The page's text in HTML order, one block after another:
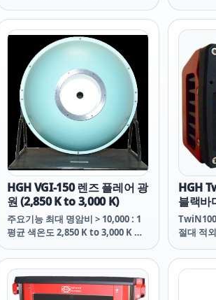
또는 옵션의 디스플레이 적용으로
LCD액정에서 바로 확인 가능합니
다. 온습도 측정 외에도 노점(露點)
온도, 절대습도 및 혼합비율과 같은
다양한 습도 관련 매개 변수를 계산
합니다.
없습니다
HGH VGI-150 렌즈 플레어 광
원 (2,850 K to 3,000 K)
주요기능 최대 명암비 > 10,000 : 1
평균 색온도 2,850 K to 3,000 K 렌
대 명암비 > 10,000 : 1 평균 색온도
2,850 K to 3,000 K
HGH
블랙바
-5°C ~
절대 적
원으로
절되는